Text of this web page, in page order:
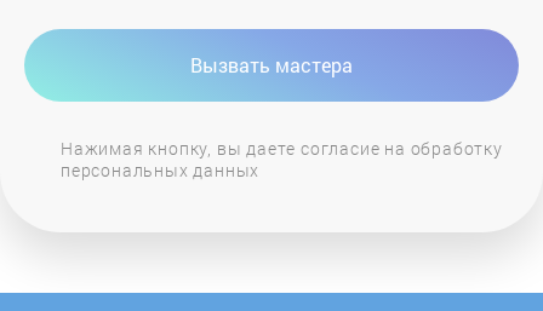
Hajdu
Hansa
Вызвать мастера
Нажимая кнопку, вы даете согласие на обработку
персональных данных